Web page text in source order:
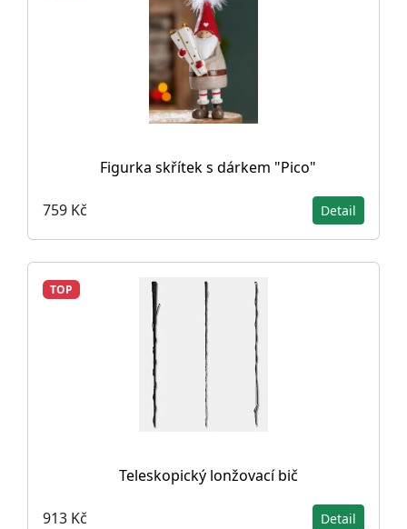
Figurka skřítek s dárkem "Pico"
759 Kč Detail
TOP
Teleskopický lonžovací bič
913 Kč Detail